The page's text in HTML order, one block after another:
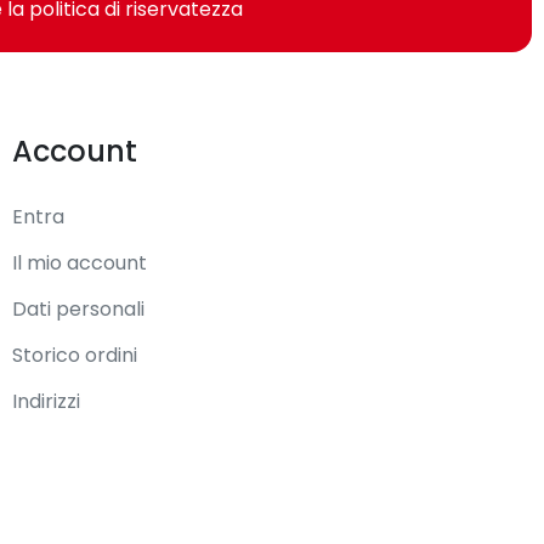
politica di riservatezza
Account
Entra
Il mio account
Dati personali
Storico ordini
Indirizzi